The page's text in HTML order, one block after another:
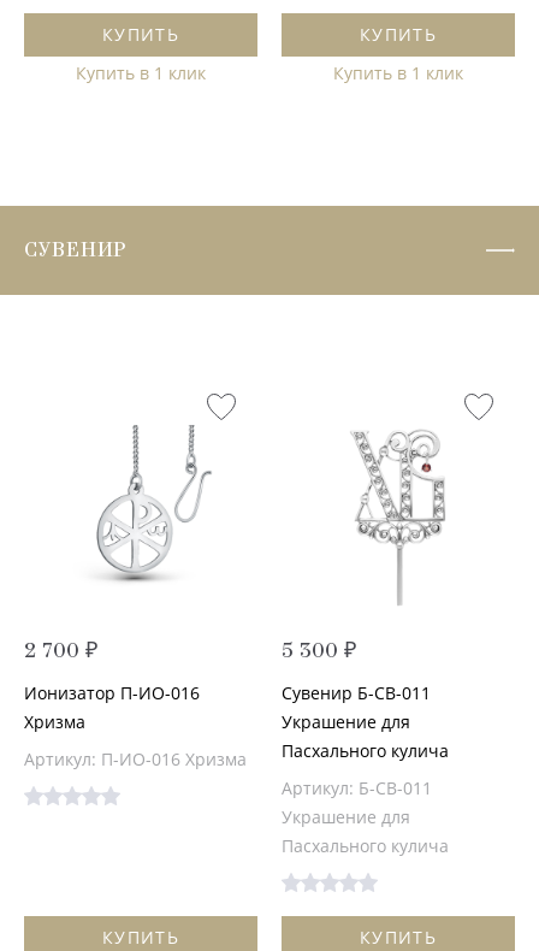
КУПИТЬ
Купить в 1 клик
КУПИТЬ
Купить в 1 клик
СУВЕНИР
2 700 ₽
Ионизатор П-ИО-016
Хризма
Артикул: П-ИО-016 Хризма
КУПИТЬ
5 300 ₽
Сувенир Б-СВ-011
Украшение для
Пасхального кулича
Артикул: Б-СВ-011
Украшение для
Пасхального кулича
КУПИТЬ